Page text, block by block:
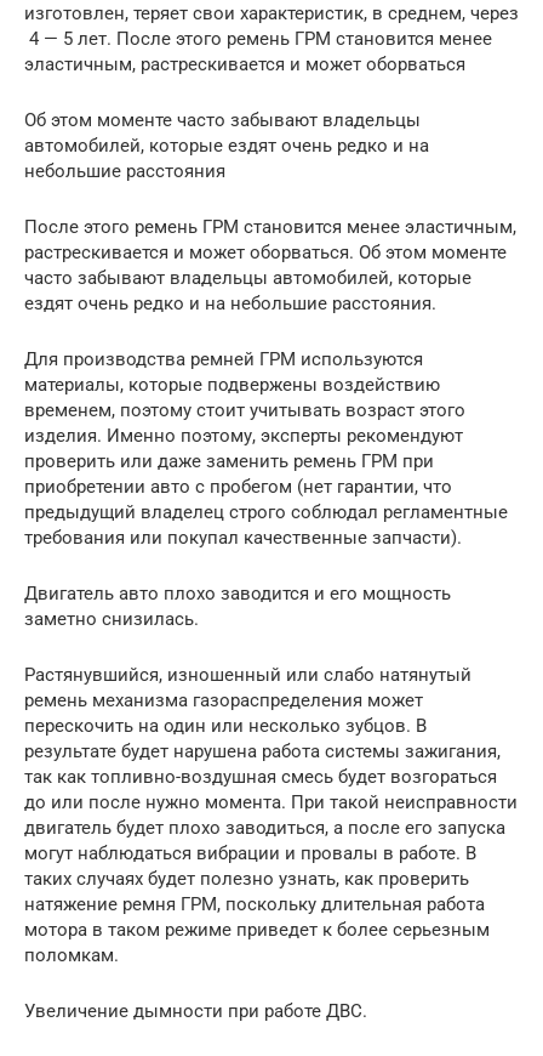
изготовлен, теряет свои характеристик, в среднем, через
4 — 5 лет. После этого ремень ГРМ становится менее
эластичным, растрескивается и может оборваться
Об этом моменте часто забывают владельцы
автомобилей, которые ездят очень редко и на
небольшие расстояния
После этого ремень ГРМ становится менее эластичным,
растрескивается и может оборваться. Об этом моменте
часто забывают владельцы автомобилей, которые
ездят очень редко и на небольшие расстояния.
Для производства ремней ГРМ используются
материалы, которые подвержены воздействию
временем, поэтому стоит учитывать возраст этого
изделия. Именно поэтому, эксперты рекомендуют
проверить или даже заменить ремень ГРМ при
приобретении авто с пробегом (нет гарантии, что
предыдущий владелец строго соблюдал регламентные
требования или покупал качественные запчасти).
Двигатель авто плохо заводится и его мощность
заметно снизилась.
Растянувшийся, изношенный или слабо натянутый
ремень механизма газораспределения может
перескочить на один или несколько зубцов. В
результате будет нарушена работа системы зажигания,
так как топливно-воздушная смесь будет возгораться
до или после нужно момента. При такой неисправности
двигатель будет плохо заводиться, а после его запуска
могут наблюдаться вибрации и провалы в работе. В
таких случаях будет полезно узнать, как проверить
натяжение ремня ГРМ, поскольку длительная работа
мотора в таком режиме приведет к более серьезным
поломкам.
Увеличение дымности при работе ДВС.